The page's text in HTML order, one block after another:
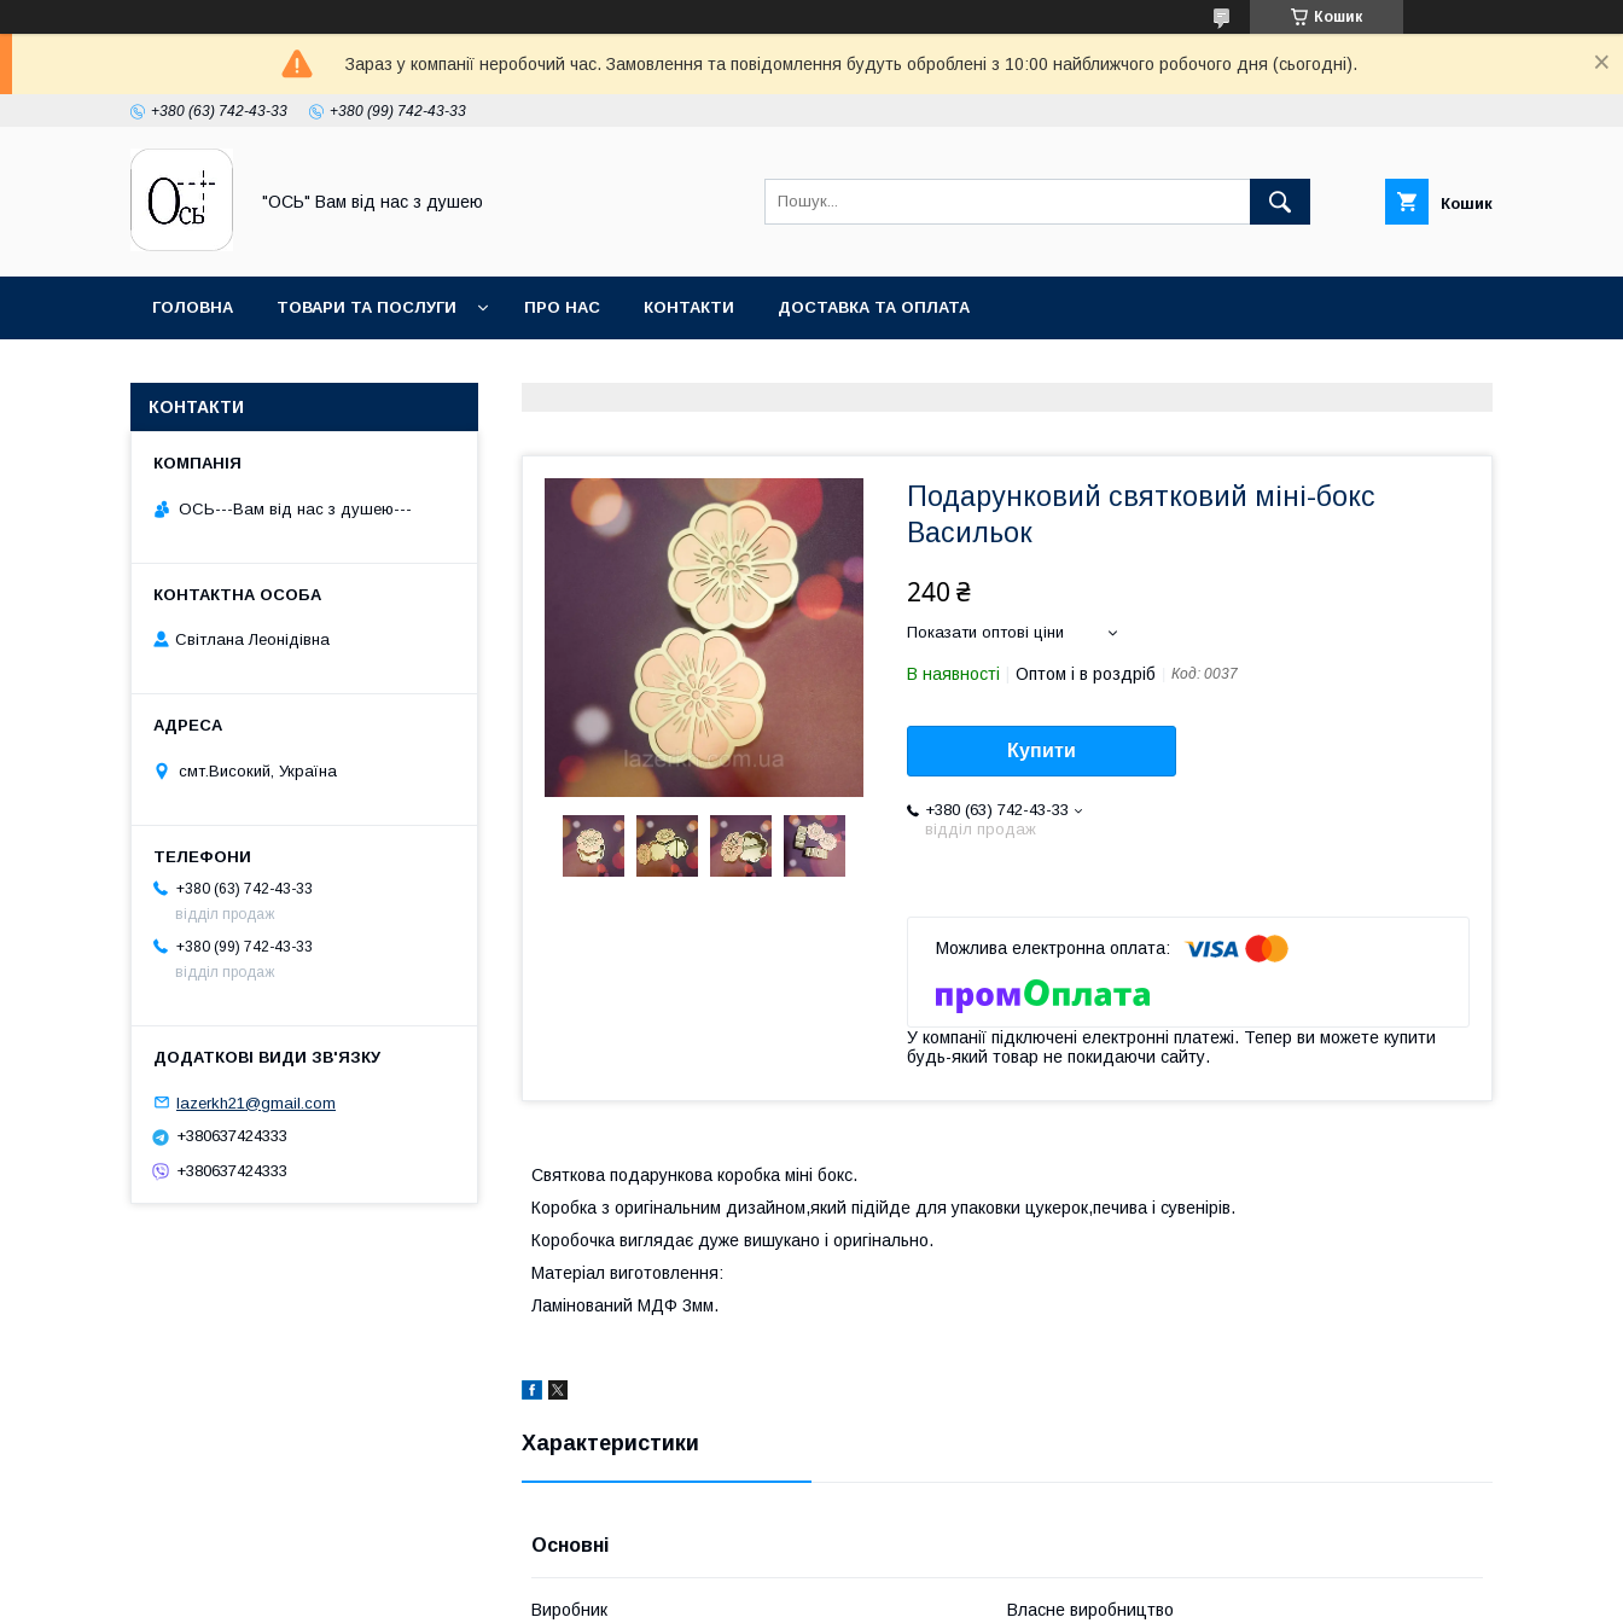
Кошик
Зараз у компанії неробочий час. Замовлення та повідомлення будуть оброблені з 10:00 найближчого робочого дня (сьогодні).
+380 (63) 742-43-33 +380 (99) 742-43-33
"ОСЬ" Вам від нас з душею Кошик
ГОЛОВНА ТОВАРИ ТА ПОСЛУГИ ПРО НАС КОНТАКТИ ДОСТАВКА ТА ОПЛАТА
Подарунковий святковий міні-бокс
Васильок
240 ₴
Показати оптові ціни
В наявності Оптом і в роздріб Код: 0037
Купити
+380 (63) 742-43-33
відділ продаж
У компанії підключені електронні платежі. Тепер ви можете купити
будь-який товар не покидаючи сайту.
Святкова подарункова коробка міні бокс.
Коробка з оригінальним дизайном,який підійде для упаковки цукерок,печива і сувенірів.
Коробочка виглядає дуже вишукано і оригінально.
Матеріал виготовлення:
Ламінований МДФ 3мм.
Характеристики
Основні
Виробник Власне виробництво
КОНТАКТИ
ОСЬ---Вам від нас з душею---
Світлана Леонідівна
смт.Високий, Україна
+380 (63) 742-43-33
відділ продаж
+380 (99) 742-43-33
відділ продаж
lazerkh21@gmail.com
+380637424333
+380637424333